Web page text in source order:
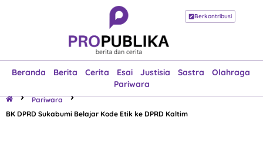
Berkontribusi
Beranda Berita Cerita Esai Justisia Sastra
Olahraga
Pariwara
Beranda
Esai
Justisia
Sastra
Olahraga
Pariwara
Pariwara
BK DPRD Sukabumi Belajar Kode Etik ke DPRD Kaltim